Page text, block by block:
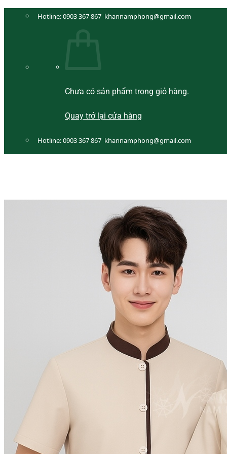
Hotline:0903 367 867 khannamphong@gmail.com
Chưa có sản phẩm trong giỏ hàng.
Quay trở lại cửa hàng
Hotline:0903 367 867 khannamphong@gmail.com
Khăn Trải Giường Spa
Khăn Quấn Tóc Spa
Khăn Xông Hơi
Khăn Salon Tóc, Gội Đầu
KHĂN KHÁCH SẠN
Khăn Tắm Hồ Bơi
Khăn Nhà Nghỉ
Thảm Chân Khách Sạn
KHĂN QUÀ TẶNG